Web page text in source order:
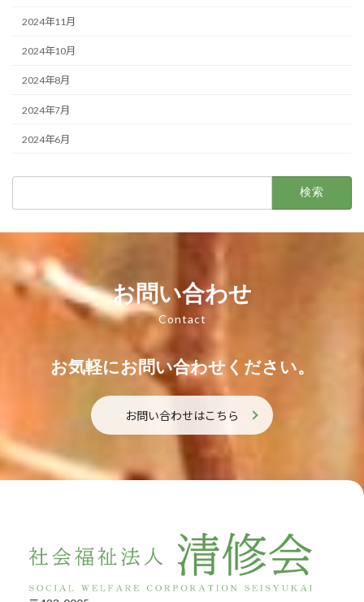
2024年11月
2024年10月
2024年8月
2024年7月
2024年6月
お問い合わせ
Contact
お気軽にお問い合わせください。
お問い合わせはこちら